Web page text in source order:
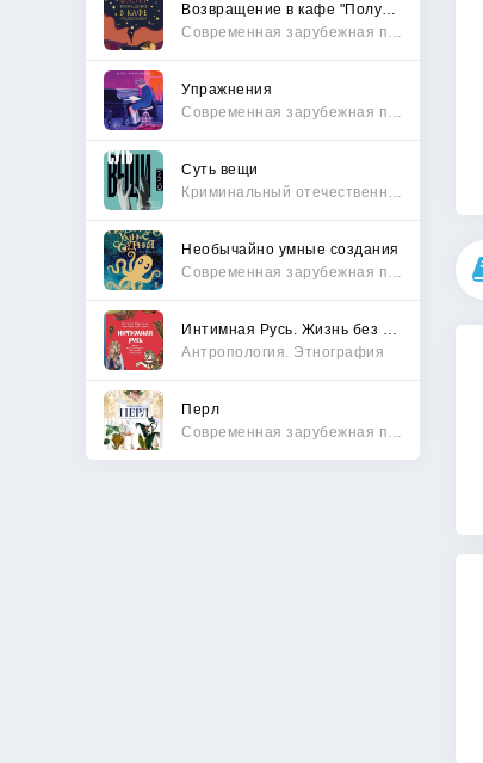
Упражнения
Суть вещи
Необычайно умные создания
Антропология. Этнография
Перл